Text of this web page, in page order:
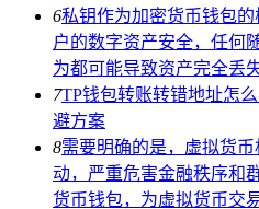
6私钥作为加密货币钱包
户的数字资产安全，任何
为都可能导致资产完全丢
7TP钱包转账转错地址怎
避方案
8需要明确的是，虚拟货
动，严重危害金融秩序和
货币钱包，为虚拟货币交